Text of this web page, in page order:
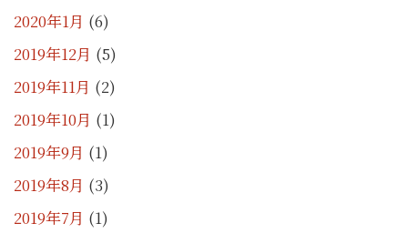
2020年1月 (6)
2019年12月 (5)
2019年11月 (2)
2019年10月 (1)
2019年9月 (1)
2019年8月 (3)
2019年7月 (1)